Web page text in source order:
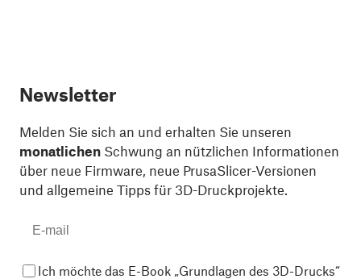
Newsletter
Melden Sie sich an und erhalten Sie unseren
monatlichen Schwung an nützlichen Informationen
über neue Firmware, neue PrusaSlicer-Versionen
und allgemeine Tipps für 3D-Druckprojekte.
Ich möchte das E-Book „Grundlagen des 3D-Drucks“